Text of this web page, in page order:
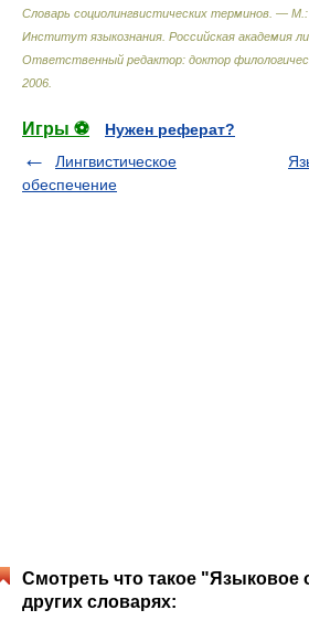
Словарь социолингвистических терминов. — М.:
Институт языкознания. Российская академия
Ответственный редактор: доктор
2006
Игры ⚽
Нужен реферат?
Лингвистическое
обеспечение
Смотреть что такое "Языковое
других словарях: